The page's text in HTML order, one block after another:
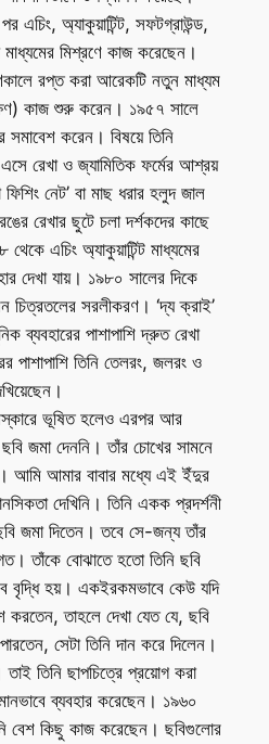
এচিং, অ্যাকুয়াটিন্ট, সফটগ্রাউন্ড,
মিশ্রণে কাজ করেছেন।
রপ্ত করা আরেকটি নতুন মাধ্যম
কাজ শুরু করেন। ১৯৫৭ সালে
সমাবেশ করেন। বিষয়ে তিনি
রেখা ও জ্যামিতিক ফর্মের আশ্রয়
নেট’ বা মাছ ধরার হলুদ জাল
রেখার ছুটে চলা দর্শকদের কাছে
এচিং অ্যাকুয়াটিন্ট মাধ্যমের
দেখা যায়। ১৯৮০ সালের দিকে
চিত্রতলের সরলীকরণ। ‘দ্য ক্রাই’
ব্যবহারের পাশাপাশি দ্রুত রেখা
পাশাপাশি তিনি তেলরং, জলরং ও
ভূষিত হলেও এরপর আর
জমা দেননি। তাঁর চোখের সামনে
আমি আমার বাবার মধ্যে এই ইঁদুর
দেখিনি। তিনি একক প্রদর্শনী
জমা দিতেন। তবে সে-জন্য তাঁর
তাঁকে বোঝাতে হতো তিনি ছবি
বৃদ্ধি হয়। একইরকমভাবে কেউ যদি
করতেন, তাহলে দেখা যেত যে, ছবি
সেটা তিনি দান করে দিলেন।
তিনি ছাপচিত্রে প্রয়োগ করা
ব্যবহার করেছেন। ১৯৬০
বেশ কিছু কাজ করেছেন। ছবিগুলোর